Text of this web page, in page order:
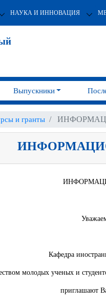
НАУКА И ИННОВАЦИЯ
Выпускники
и гранты
Кафедра
молодых ученых и
приглашают